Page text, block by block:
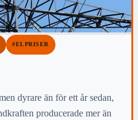
#ELPRISER
dyrare än för ett år sedan,
producerade mer än